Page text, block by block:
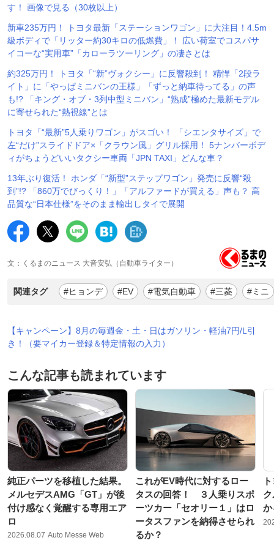
す！ 画像で見る（30枚以上）
新車235万円！ トヨタ最新「ステーションワゴン」に大注目！4.5m
級ボディで「リッター約30キロの低燃費」！ 広い荷室でコスパサ
イコーな“実用車”「カローラツーリング」の凄さとは
約325万円！ トヨタ「“新”ヴォクシー」に反響殺到！ 精悍「2段ラ
イト」に「やっぱミニバンの王様」「ずっと納車待ってる」の声
も!? 「キング・オブ・3列中型ミニバン」“熟成”極めた最新モデル
に寄せられた“熱視線”とは
トヨタ「“最新”5人乗りワゴン」がスゴい！ 「シエンタサイズ」で
左“だけ”スライドドア×「クラウン風」グリル採用！ 5ナンバーボデ
ィがちょうどいいタクシー車両「JPN TAXI」どんな車？
13年ぶり復活！ ホンダ「“新型”ステップワゴン」発売に反響“殺
到”!? 「860万でびっくり！」「アルファードが買える」声も？ 高
品質な“日本仕様”をそのまま輸出しタイで展開
文：くるまのニュース 大音安弘（自動車ライター）
関連タグ #ヒョンデ #EV #電気自動車 #三菱 #ミニ
【キャンペーン】8月の毎週金・土・日はガソリン・軽油7円/L引
き！（要マイカー登録＆特定情報の入力）
こんな記事も読まれています
純正パーツを移植した結果。
メルセデスAMG「GT」が後
付け感なく覚醒する専用エア
ロ
2026.08.07 Auto Messe Web
これがEV時代に対するロー
タスの回答！ ３人乗りスポ
ーツカー「セオリー１」はロ
ータスファンを納得させられ
るか？
か